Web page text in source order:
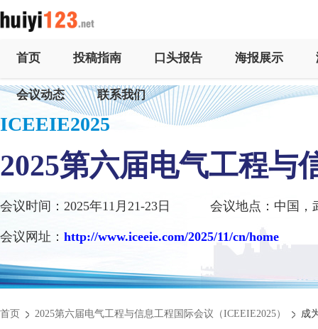
首页 投稿指南 口头报告 海报展示
会议动态 联系我们
ICEEIE2025
2025第六届电气工程与
会议时间：2025年11月21-23日 会议地点：中国，
会议网址： http://www.iceeie.com/2025/11/cn/home
首页 2025第六届电气工程与信息工程国际会议（ICEEIE2025） 成